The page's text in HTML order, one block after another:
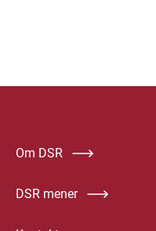
Om DSR
DSR mener